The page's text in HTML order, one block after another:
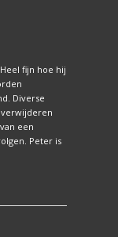
fijn hoe hij
Diverse
verwijderen
een
Peter is